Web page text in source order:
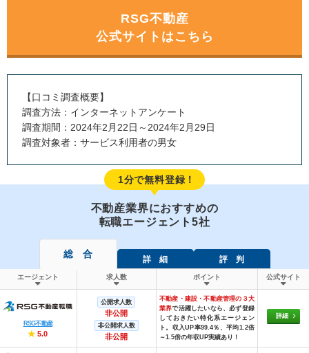
RSG不動産
公式サイトはこちら
【口コミ調査概要】
調査方法：インターネットアンケート
調査期間：2024年2月22日～2024年2月29日
調査対象者：サービス利用者の男女
1分で無料登録！
不動産業界におすすめの
転職エージェント5社
総 合 詳 細 評 判
エージェント 求人数 ポイント 公式サイト
RSG不動産
★ 5.0
公開求人数
非公開
非公開求人数
非公開
不動産・建設・不動産管理の３大
業界で活躍したいなら、必ず登録
しておきたい特化系エージェン
ト。収入UP率99.4％、平均1.2倍
～1.5倍の年収UP実績あり！
詳細